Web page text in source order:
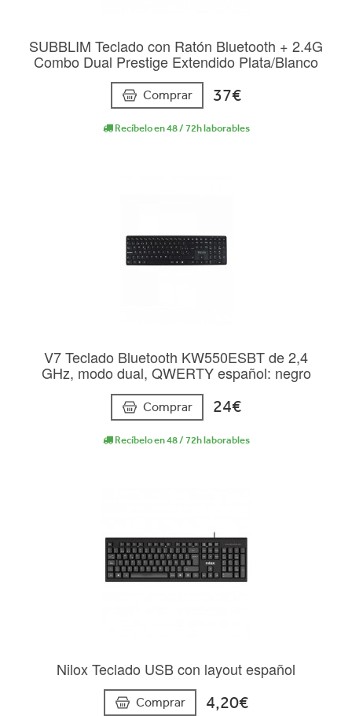
SUBBLIM Teclado con Ratón Bluetooth + 2.4G
Combo Dual Prestige Extendido Plata/Blanco
Comprar 37€
Recíbelo en 48 / 72h laborables
V7 Teclado Bluetooth KW550ESBT de 2,4
GHz, modo dual, QWERTY español: negro
Comprar 24€
Recíbelo en 48 / 72h laborables
Nilox Teclado USB con layout español
Comprar 4,20€